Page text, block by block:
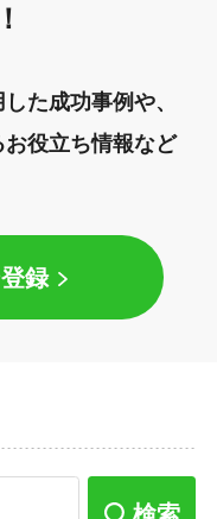
た成功事例や、
役立ち情報など
録